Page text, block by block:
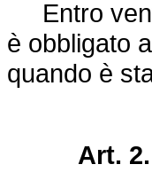
Entro
è obbligato
quando è
Art. 2.